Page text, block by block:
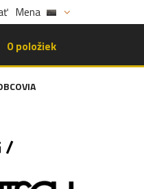
Mena
0 položiek
/